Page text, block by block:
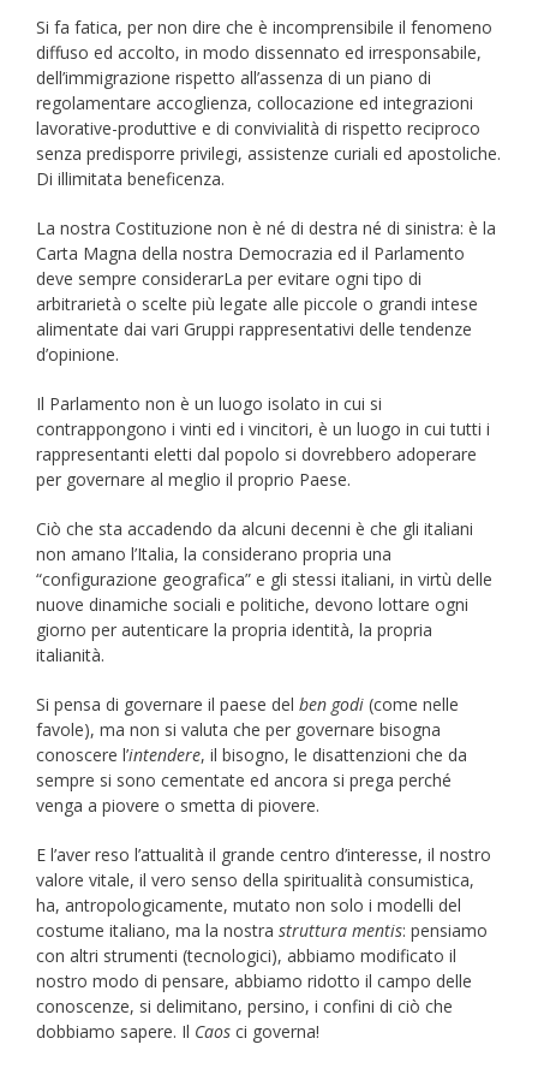
Si fa fatica, per non dire che è incomprensibile il fenomeno
diffuso ed accolto, in modo dissennato ed irresponsabile,
dell’immigrazione rispetto all’assenza di un piano di
regolamentare accoglienza, collocazione ed integrazioni
lavorative-produttive e di convivialità di rispetto reciproco
senza predisporre privilegi, assistenze curiali ed apostoliche.
Di illimitata beneficenza.
La nostra Costituzione non è né di destra né di sinistra: è la
Carta Magna della nostra Democrazia ed il Parlamento
deve sempre considerarLa per evitare ogni tipo di
arbitrarietà o scelte più legate alle piccole o grandi intese
alimentate dai vari Gruppi rappresentativi delle tendenze
d’opinione.
Il Parlamento non è un luogo isolato in cui si
contrappongono i vinti ed i vincitori, è un luogo in cui tutti i
rappresentanti eletti dal popolo si dovrebbero adoperare
per governare al meglio il proprio Paese.
Ciò che sta accadendo da alcuni decenni è che gli italiani
non amano l’Italia, la considerano propria una
“configurazione geografica” e gli stessi italiani, in virtù delle
nuove dinamiche sociali e politiche, devono lottare ogni
giorno per autenticare la propria identità, la propria
italianità.
Si pensa di governare il paese del ben godi (come nelle
favole), ma non si valuta che per governare bisogna
conoscere l’intendere, il bisogno, le disattenzioni che da
sempre si sono cementate ed ancora si prega perché
venga a piovere o smetta di piovere.
E l’aver reso l’attualità il grande centro d’interesse, il nostro
valore vitale, il vero senso della spiritualità consumistica,
ha, antropologicamente, mutato non solo i modelli del
costume italiano, ma la nostra struttura mentis: pensiamo
con altri strumenti (tecnologici), abbiamo modificato il
nostro modo di pensare, abbiamo ridotto il campo delle
conoscenze, si delimitano, persino, i confini di ciò che
dobbiamo sapere. Il Caos ci governa!